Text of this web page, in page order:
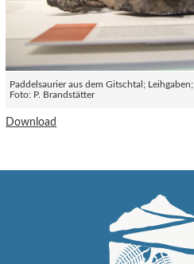
Paddelsaurier aus dem Gitschtal; Leihgaben;
Foto: P. Brandstätter
Download